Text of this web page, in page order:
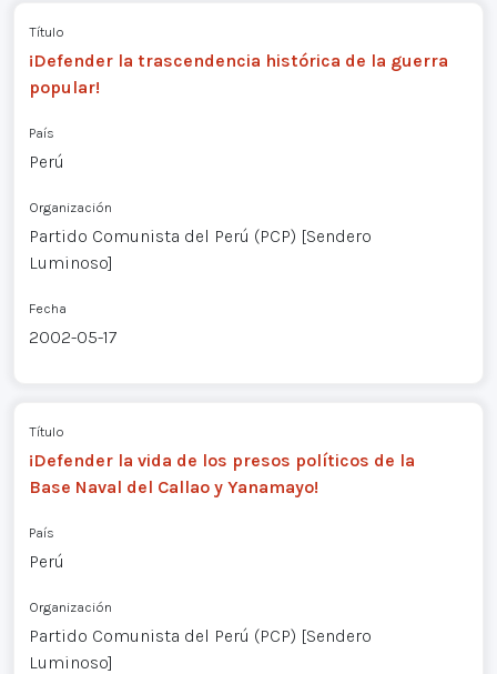
Título
¡Defender la trascendencia histórica de la guerra
popular!
País
Perú
Organización
Partido Comunista del Perú (PCP) [Sendero
Luminoso]
Fecha
2002-05-17
Título
¡Defender la vida de los presos políticos de la
Base Naval del Callao y Yanamayo!
País
Perú
Organización
Partido Comunista del Perú (PCP) [Sendero
Luminoso]